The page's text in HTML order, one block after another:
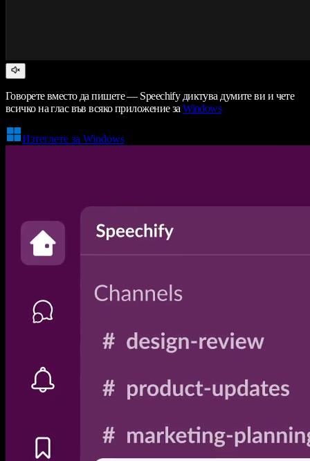
Говорете вместо да пишете — Speechify диктува думите ви и чете
всичко на глас във всяко приложение заWindows
Изтеглете за Windows